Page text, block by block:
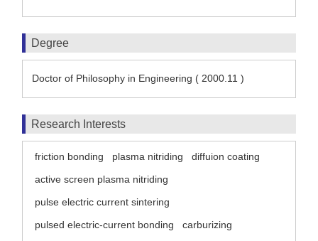
Degree
Doctor of Philosophy in Engineering ( 2000.11 )
Research Interests
friction bonding plasma nitriding
diffuion coating
active screen plasma nitriding
pulse electric current sintering
pulsed electric-current bonding
carburizing